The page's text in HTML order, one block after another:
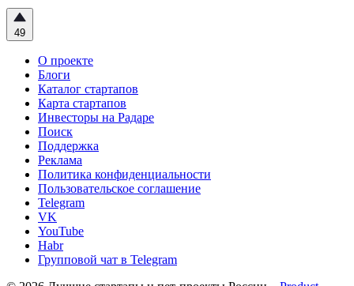
49
О проекте
Блоги
Каталог стартапов
Карта стартапов
Инвесторы на Радаре
Поиск
Поддержка
Реклама
Политика конфиденциальности
Пользовательское соглашение
Telegram
VK
YouTube
Habr
Групповой чат в Telegram